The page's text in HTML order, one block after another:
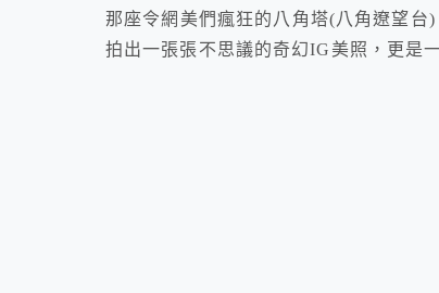
那座令網美們瘋狂的八角塔(八角遼望
拍出一張張不思議的奇幻IG美照，更是